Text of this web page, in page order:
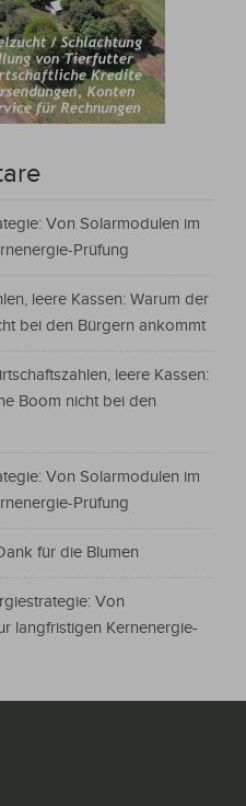
Von Solarmodulen im
Prüfung
leere Kassen: Warum der
bei den Bürgern ankommt
leere Kassen:
Boom nicht bei den
Von Solarmodulen im
Prüfung
für die Blumen
Von
langfristigen Kernenergie-